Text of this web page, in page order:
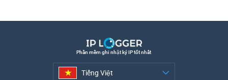
Phần mềm ghi nhật ký IP tốt nhất
Tiếng Việt